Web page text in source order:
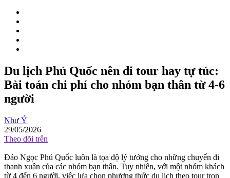
Du lịch Phú Quốc nên đi tour hay tự túc:
Bài toán chi phí cho nhóm bạn thân từ 4-6
người
Như Ý
29/05/2026
Theo dõi trên
Đảo Ngọc Phú Quốc luôn là tọa độ lý tưởng cho những chuyến đi
thanh xuân của các nhóm bạn thân. Tuy nhiên, với một nhóm khách
từ 4 đến 6 người, việc lựa chọn phương thức du lịch theo tour trọn